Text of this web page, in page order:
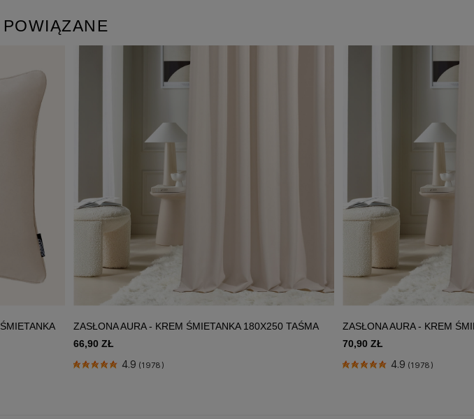
ZASŁONA AURA - KREM ŚMIETANKA 180X250 TAŚMA
66,90 ZŁ
4.9 (1978)
ZASŁONA AURA - KREM
70,90 ZŁ
4.9 (1978)